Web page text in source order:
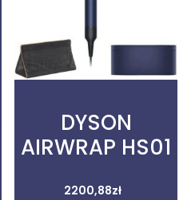
DYSON
AIRWRAP HS01
2200,88zł